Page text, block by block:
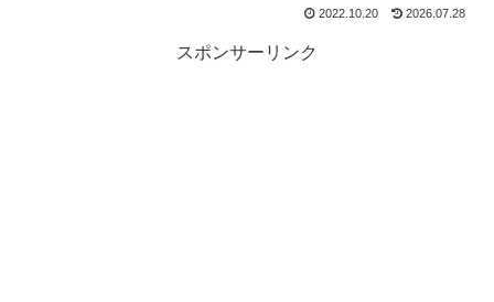
2022.10.20 2026.07.28
スポンサーリンク